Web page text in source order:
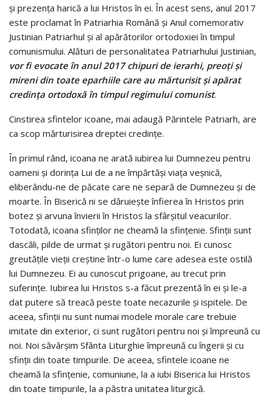
şi prezenţa harică a lui Hristos în ei. În acest sens, anul 2017
este proclamat în Patriarhia Română şi Anul comemorativ
Justinian Patriarhul şi al apărătorilor ortodoxiei în timpul
comunismului. Alături de personalitatea Patriarhului Justinian,
vor fi evocate în anul 2017 chipuri de ierarhi, preoţi şi
mireni din toate eparhiile care au mărturisit şi apărat
credinţa ortodoxă în timpul regimului comunist.
Cinstirea sfintelor icoane, mai adaugă Părintele Patriarh, are
ca scop mărturisirea dreptei credinţe.
În primul rând, icoana ne arată iubirea lui Dumnezeu pentru
oameni şi dorinţa Lui de a ne împărtăşi viaţa veşnică,
eliberându-ne de păcate care ne separă de Dumnezeu şi de
moarte. În Biserică ni se dăruieşte înfierea în Hristos prin
botez şi arvuna învierii în Hristos la sfârşitul veacurilor.
Totodată, icoana sfinţilor ne cheamă la sfinţenie. Sfinţii sunt
dascăli, pilde de urmat şi rugători pentru noi. Ei cunosc
greutăţile vieţii creştine într-o lume care adesea este ostilă
lui Dumnezeu. Ei au cunoscut prigoane, au trecut prin
suferinţe. Iubirea lui Hristos s-a făcut prezentă în ei şi le-a
dat putere să treacă peste toate necazurile şi ispitele. De
aceea, sfinţii nu sunt numai modele morale care trebuie
imitate din exterior, ci sunt rugători pentru noi şi împreună cu
noi. Noi săvârşim Sfânta Liturghie împreună cu îngerii şi cu
sfinţii din toate timpurile. De aceea, sfintele icoane ne
cheamă la sfinţenie, comuniune, la a iubi Biserica lui Hristos
din toate timpurile, la a păstra unitatea liturgică.